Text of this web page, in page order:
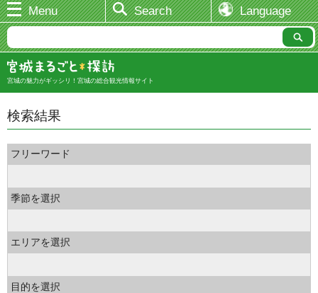
Menu Search Language
宮城の魅力がギッシリ！宮城の総合観光情報サイト
検索結果
フリーワード
季節を選択
エリアを選択
目的を選択